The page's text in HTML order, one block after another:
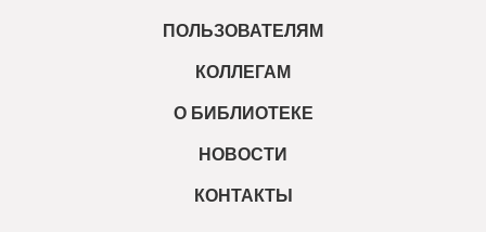
ПОЛЬЗОВАТЕЛЯМ
КОЛЛЕГАМ
О БИБЛИОТЕКЕ
НОВОСТИ
КОНТАКТЫ